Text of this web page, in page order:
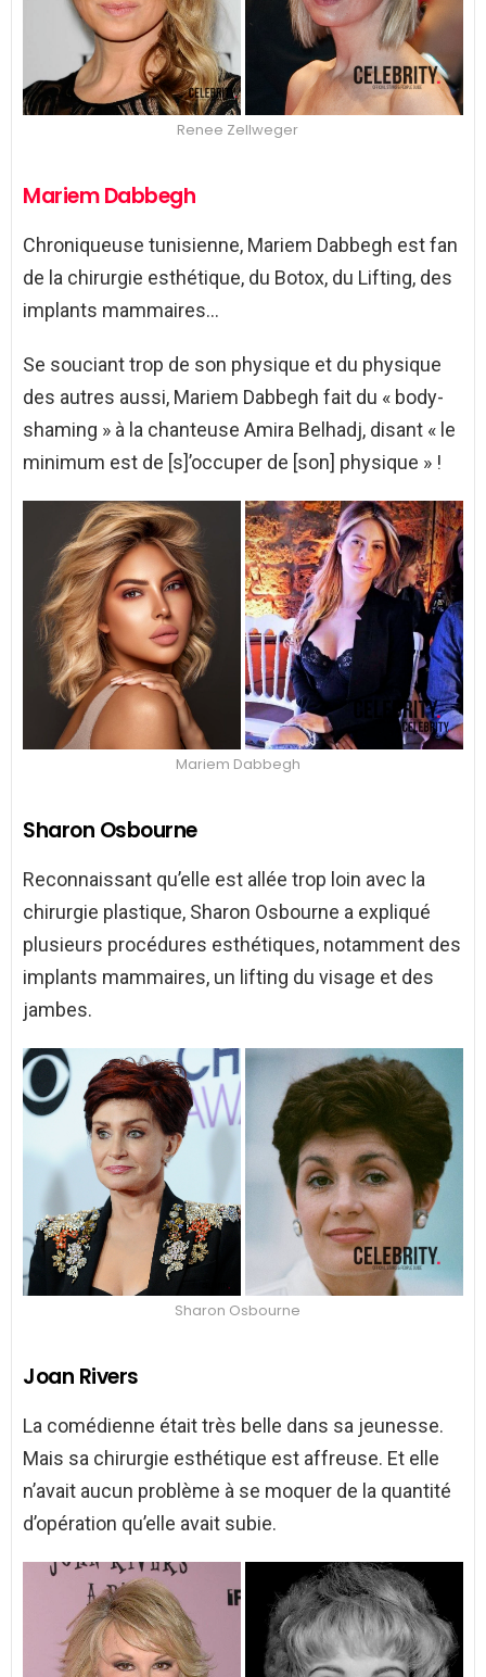
Renee Zellweger
Mariem Dabbegh
Chroniqueuse tunisienne, Mariem Dabbegh est fan
de la chirurgie esthétique, du Botox, du Lifting, des
implants mammaires…
Se souciant trop de son physique et du physique
des autres aussi, Mariem Dabbegh fait du « body-
shaming » à la chanteuse Amira Belhadj, disant « le
minimum est de [s]’occuper de [son] physique » !
Mariem Dabbegh
Sharon Osbourne
Reconnaissant qu’elle est allée trop loin avec la
chirurgie plastique, Sharon Osbourne a expliqué
plusieurs procédures esthétiques, notamment des
implants mammaires, un lifting du visage et des
jambes.
Sharon Osbourne
Joan Rivers
La comédienne était très belle dans sa jeunesse.
Mais sa chirurgie esthétique est affreuse. Et elle
n’avait aucun problème à se moquer de la quantité
d’opération qu’elle avait subie.